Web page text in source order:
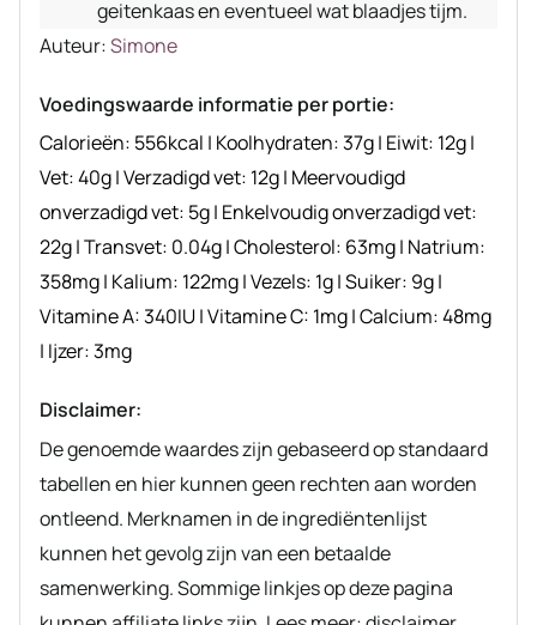
geitenkaas en eventueel wat blaadjes tijm.
Auteur
Auteur:Simone
Voedingswaarde informatie per portie:
Calorieën: 556kcal | Koolhydraten:37g| Eiwit: 12g|
Vet:40g|Verzadigd vet: 12g| Meervoudigd
onverzadigd vet: 5g| Enkelvoudig onverzadigd vet:
22g|Transvet: 0.04g|Cholesterol: 63mg| Natrium:
358mg| Kalium: 122mg|Vezels: 1g|Suiker: 9g|
Vitamine A:340IU|Vitamine C: 1mg|Calcium:48mg
| Ijzer:3mg
Disclaimer:
De genoemde waardes zijn gebaseerd op standaard
tabellen en hier kunnen geen rechten aan worden
ontleend. Merknamen in de ingrediëntenlijst
kunnen het gevolg zijn van een betaalde
samenwerking. Sommige linkjes op deze pagina